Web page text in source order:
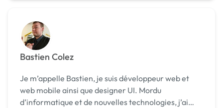
Bastien Colez
Je m’appelle Bastien, je suis développeur web et
web mobile ainsi que designer UI. Mordu
d’informatique et de nouvelles technologies, j’ai